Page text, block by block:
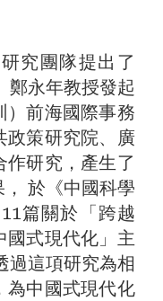
究團隊提出了
鄭永年教授發起
）前海國際事務
政策研究院、廣
研究，產生了
於《中國科學
篇關於「跨越
國式現代化」主
過這項研究為相
為中國式現代化